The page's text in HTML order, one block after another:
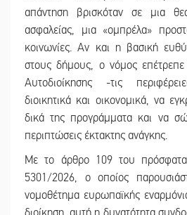
απάντηση βρισκόταν σε μια
ασφαλείας, μια «ομπρέλα»
κοινωνίες. Αν και η βασική
στους δήμους, ο νόμος
Αυτοδιοίκησης -τις
διοικητικά και οικονομικά, να
δικά της προγράμματα και να
περιπτώσεις έκτακτης ανάγκης.
Με το άρθρο 109 του
5301/2026, ο οποίος
νομοθέτημα ευρωπαϊκής